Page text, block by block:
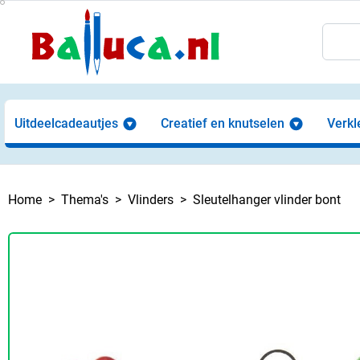
Uitdeelcadeautjes Creatief en knutselen
Home Thema's Vlinders Sleutelhanger vlinder bont